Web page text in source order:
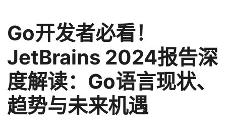
Go开发者必看！
JetBrains 2024报告深
度解读：Go语言现状、
趋势与未来机遇